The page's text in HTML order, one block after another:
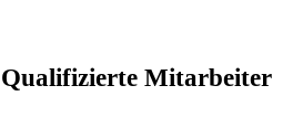
Qualifizierte Mitarbeiter